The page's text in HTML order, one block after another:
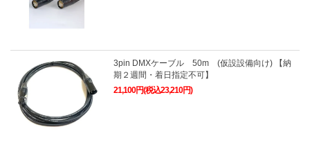
3pin DMXケーブル 50m (仮設設備向け) 【納
期２週間・着日指定不可】
21,100円(税込23,210円)